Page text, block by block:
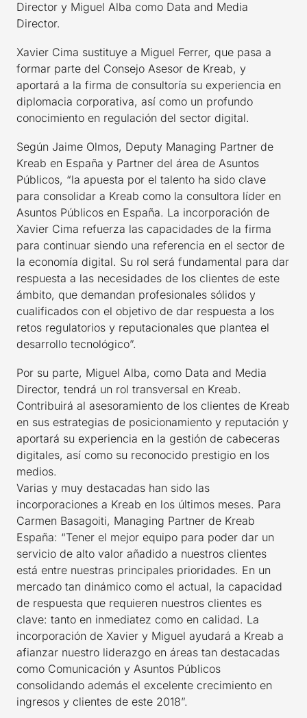
Director y Miguel Alba como Data and Media
Director.
Xavier Cima sustituye a Miguel Ferrer, que pasa a
formar parte del Consejo Asesor de Kreab, y
aportará a la firma de consultoría su experiencia en
diplomacia corporativa, así como un profundo
conocimiento en regulación del sector digital.
Según Jaime Olmos, Deputy Managing Partner de
Kreab en España y Partner del área de Asuntos
Públicos, “la apuesta por el talento ha sido clave
para consolidar a Kreab como la consultora líder en
Asuntos Públicos en España. La incorporación de
Xavier Cima refuerza las capacidades de la firma
para continuar siendo una referencia en el sector de
la economía digital. Su rol será fundamental para dar
respuesta a las necesidades de los clientes de este
ámbito, que demandan profesionales sólidos y
cualificados con el objetivo de dar respuesta a los
retos regulatorios y reputacionales que plantea el
desarrollo tecnológico”.
Por su parte, Miguel Alba, como Data and Media
Director, tendrá un rol transversal en Kreab.
Contribuirá al asesoramiento de los clientes de Kreab
en sus estrategias de posicionamiento y reputación y
aportará su experiencia en la gestión de cabeceras
digitales, así como su reconocido prestigio en los
medios.
Varias y muy destacadas han sido las
incorporaciones a Kreab en los últimos meses. Para
Carmen Basagoiti, Managing Partner de Kreab
España: “Tener el mejor equipo para poder dar un
servicio de alto valor añadido a nuestros clientes
está entre nuestras principales prioridades. En un
mercado tan dinámico como el actual, la capacidad
de respuesta que requieren nuestros clientes es
clave: tanto en inmediatez como en calidad. La
incorporación de Xavier y Miguel ayudará a Kreab a
afianzar nuestro liderazgo en áreas tan destacadas
como Comunicación y Asuntos Públicos
consolidando además el excelente crecimiento en
ingresos y clientes de este 2018”.